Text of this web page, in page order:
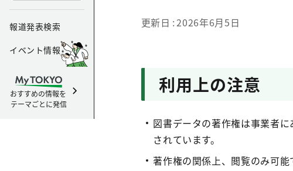
報道発表検索
イベント情報
おすすめの情報を
テーマごとに発信
更新日 2026年6月5日
利用上の注意
図書データの著作権は事業者
されています。
著作権の関係上、閲覧のみ可能